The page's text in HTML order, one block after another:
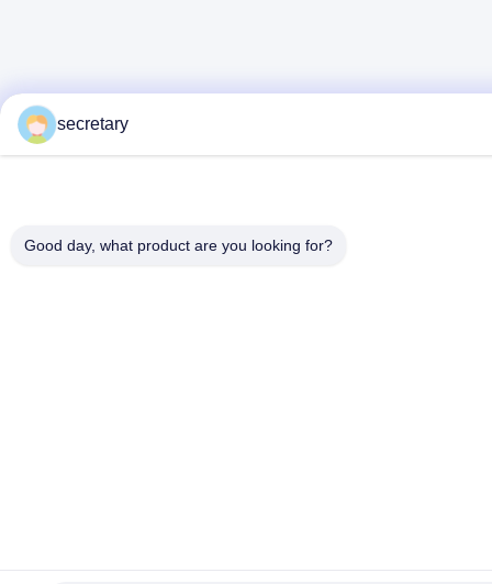
secretary
Good day, what product are you looking for?